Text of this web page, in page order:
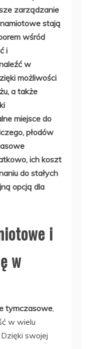
zarządzanie
stają
wśród
i
w
możliwości
a także
miejsce do
płodów
ich koszt
do stałych
opcją dla
i
w
tymczasowe
w wielu
swojej